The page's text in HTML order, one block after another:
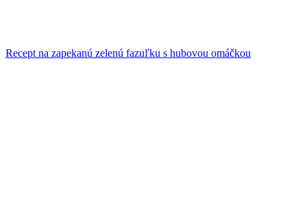
Recept na zapekanú zelenú fazuľku s hubovou omáčkou